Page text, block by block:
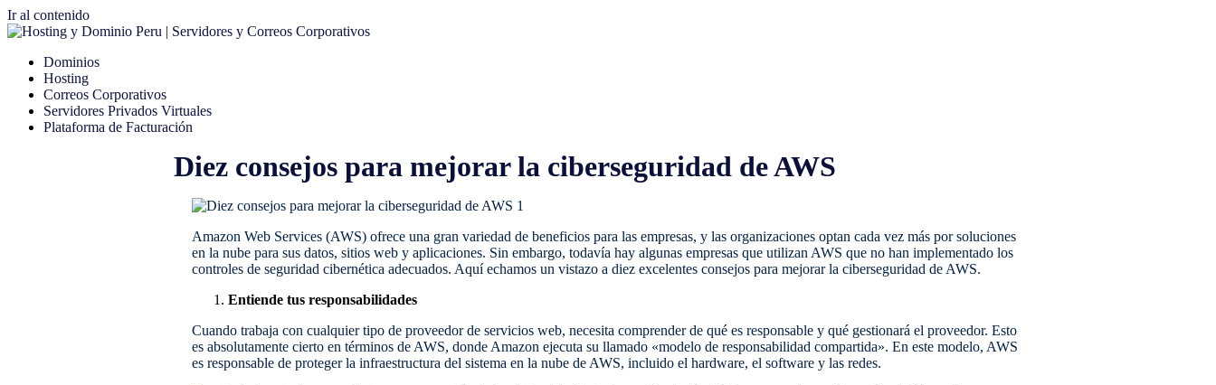
Ir al contenido
Dominios
Hosting
Correos Corporativos
Servidores Privados Virtuales
Plataforma de Facturación
Diez consejos para mejorar la ciberseguridad de AWS
Amazon Web Services (AWS) ofrece una gran variedad de beneficios para las empresas, y las organizaciones optan cada vez más por soluciones
en la nube para sus datos, sitios web y aplicaciones. Sin embargo, todavía hay algunas empresas que utilizan AWS que no han implementado los
controles de seguridad cibernética adecuados. Aquí echamos un vistazo a diez excelentes consejos para mejorar la ciberseguridad de AWS.
Entiende tus responsabilidades
Cuando trabaja con cualquier tipo de proveedor de servicios web, necesita comprender de qué es responsable y qué gestionará el proveedor. Esto
es absolutamente cierto en términos de AWS, donde Amazon ejecuta su llamado «modelo de responsabilidad compartida». En este modelo, AWS
es responsable de proteger la infraestructura del sistema en la nube de AWS, incluido el hardware, el software y las redes.